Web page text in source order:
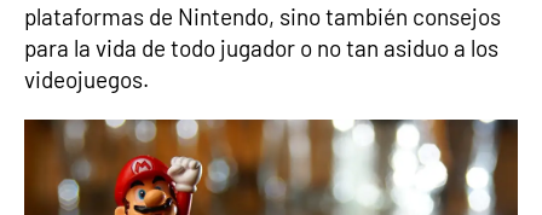
plataformas de Nintendo, sino también consejos
para la vida de todo jugador o no tan asiduo a los
videojuegos.